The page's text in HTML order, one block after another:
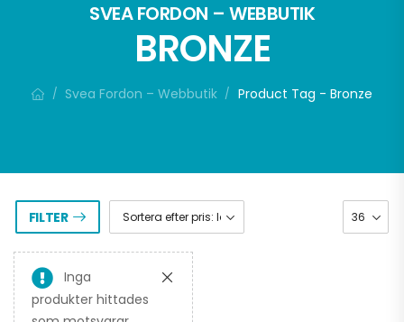
SVEA FORDON – WEBBUTIK
BRONZE
/ Svea Fordon – Webbutik / Product Tag - Bronze
FILTER
Inga
produkter hittades